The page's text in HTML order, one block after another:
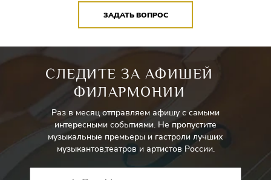
ЗАДАТЬ ВОПРОС
СЛЕДИТЕ ЗА АФИШЕЙ
ФИЛАРМОНИИ
Раз в месяц отправляем афишу с самыми
интересными событиями. Не пропустите
музыкальные премьеры и гастроли лучших
музыкантов,театров и артистов России.